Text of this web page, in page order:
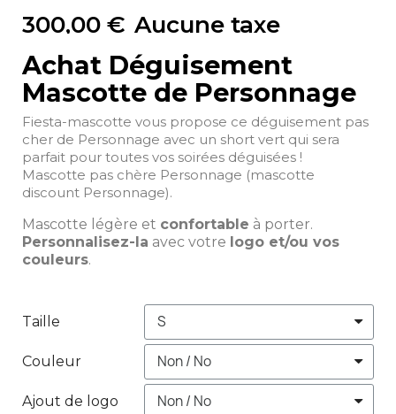
300,00 € Aucune taxe
Achat Déguisement
Mascotte de Personnage
Fiesta-mascotte vous propose ce déguisement pas
cher de Personnage avec un short vert qui sera
parfait pour toutes vos soirées déguisées !
Mascotte pas chère Personnage (mascotte
discount Personnage).
Mascotte légère et confortable à porter.
Personnalisez-la avec votre logo et/ou vos
couleurs.
Taille
Couleur
Ajout de logo